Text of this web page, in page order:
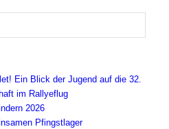
Ein Blick der Jugend auf die 32.
im Rallyeflug
2026
Pfingstlager